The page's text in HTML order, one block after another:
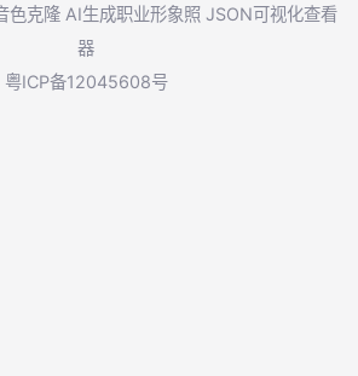
色克隆 AI生成职业形象照 JSON可视化查看
器
粤ICP备12045608号